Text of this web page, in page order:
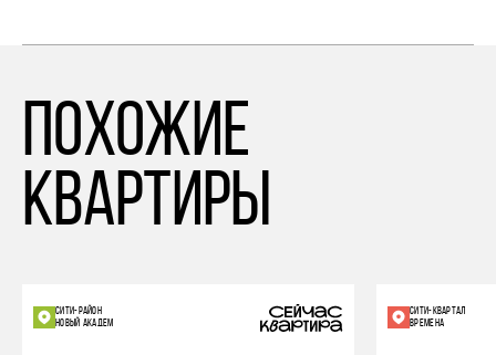
похожие
квартиры
СИТИ-РАЙОН
НОВЫЙ АКАДЕМ
СИТИ-КВАРТАЛ
ВРЕМЕНА